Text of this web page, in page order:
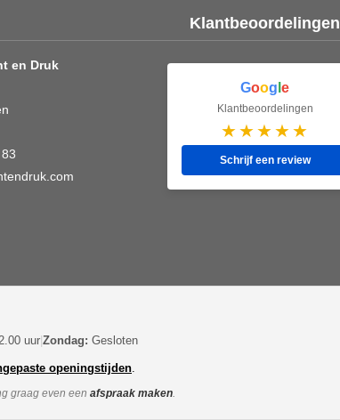
en Druk
Klantbeoordelingen
Goog e
Klantbeoordelingen
★★★★★
Schrijf een review
uur| Zondag: Gesloten
openingstijden.
graag even een afspraak maken.